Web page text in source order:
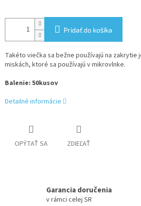
Pridať do košíka
Takéto viečka sa bežne používajú na zakrytie
miskách, ktoré sa používajú v mikrovlnke.
Balenie: 50kusov
Detailné informácie
OPÝTAŤ SA ZDIEĽAŤ
Garancia doručenia
v rámci celej SR